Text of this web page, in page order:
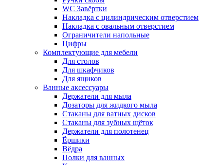
WC Завёртки
Накладка с цилиндрическим отверстием
Накладка с овальным отверстием
Ограничители напольные
Цифры
Комплектующие для мебели
Для столов
Для шкафчиков
Для ящиков
Ванные аксессуары
Держатели для мыла
Дозаторы для жидкого мыла
Стаканы для ватных дисков
Стаканы для зубных щёток
Держатели для полотенец
Ёршики
Вёдра
Полки для ванных